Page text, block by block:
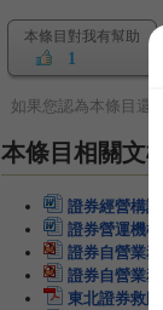
本條目對我有幫助
1
如果您認為本條目還
本條目相關文檔
證券經營構
證券營運機
證券自營業務
證券自營業
東北證券救